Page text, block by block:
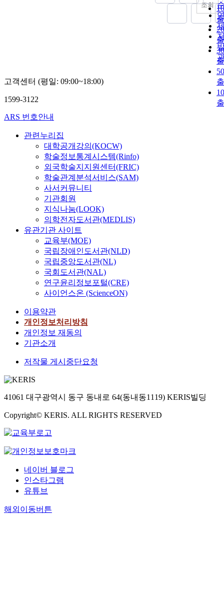
조회
고객센터 (평일: 09:00~18:00)
1599-3122
ARS 번호안내
관련누리집
대학공개강의(KOCW)
학술정보통계시스템(Rinfo)
외국학술지지원센터(FRIC)
학술관계분석서비스(SAM)
사서커뮤니티
기관회원
지식나눔(LOOK)
의학전자도서관(MEDLIS)
유관기관 사이트
교육부(MOE)
국립장애인도서관(NLD)
국립중앙도서관(NL)
국회도서관(NAL)
연구윤리정보포털(CRE)
사이언스온 (ScienceON)
이용약관
개인정보처리방침
개인정보 재동의
기관소개
저작물 게시중단요청
41061 대구광역시 동구 동내로 64(동내동1119) KERIS빌딩
Copyright© KERIS. ALL RIGHTS RESERVED
네이버 블로그
인스타그램
유튜브
해외이동버튼